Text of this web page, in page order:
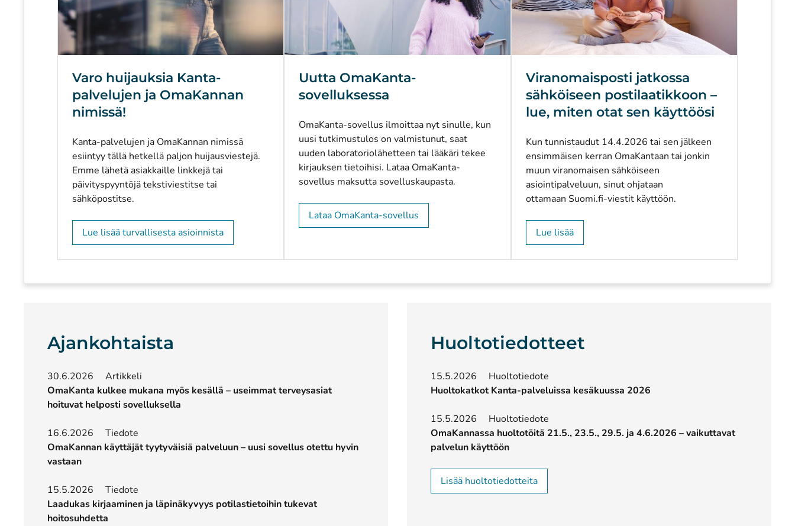
Varo huijauksia Kanta-
palvelujen ja OmaKannan
nimissä!
Kanta-palvelujen ja OmaKannan nimissä
esiintyy tällä hetkellä paljon huijausviestejä.
Emme lähetä asiakkaille linkkejä tai
päivityspyyntöjä tekstiviestitse tai
sähköpostitse.
Lue lisää turvallisesta asioinnista
Uutta OmaKanta-
sovelluksessa
OmaKanta-sovellus ilmoittaa nyt sinulle, kun
uusi tutkimustulos on valmistunut, saat
uuden laboratoriolähetteen tai lääkäri tekee
kirjauksen tietoihisi. Lataa OmaKanta-
sovellus maksutta sovelluskaupasta.
Lataa OmaKanta-sovellus
Viranomaisposti jatkossa
sähköiseen postilaatikkoon –
lue, miten otat sen käyttöösi
Kun tunnistaudut 14.4.2026 tai sen jälkeen
ensimmäisen kerran OmaKantaan tai jonkin
muun viranomaisen sähköiseen
asiointipalveluun, sinut ohjataan
ottamaan Suomi.fi-viestit käyttöön.
Lue lisää
Ajankohtaista
30.6.2026
Artikkeli
OmaKanta kulkee mukana myös kesällä – useimmat terveysasiat
hoituvat helposti sovelluksella
16.6.2026
Tiedote
OmaKannan käyttäjät tyytyväisiä palveluun – uusi sovellus otettu hyvin
vastaan
15.5.2026
Tiedote
Laadukas kirjaaminen ja läpinäkyvyys potilastietoihin tukevat
hoitosuhdetta
Huoltotiedotteet
15.5.2026
Huoltotiedote
Huoltokatkot Kanta-palveluissa kesäkuussa 2026
15.5.2026
Huoltotiedote
OmaKannassa huoltotöitä 21.5., 23.5., 29.5. ja 4.6.2026 – vaikuttavat
palvelun käyttöön
Lisää huoltotiedotteita